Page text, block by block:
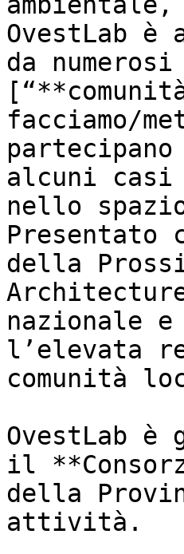
OvestLab
da
facciamo/
alcuni casi
nello
Presentato
della
nazionale
l’elevata
comunità
OvestLab è
il
della
attività.